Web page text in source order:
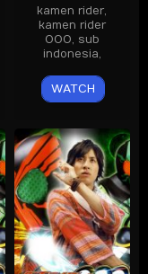
kamen rider,
kamen rider
OOO, sub
indonesia,
WATCH